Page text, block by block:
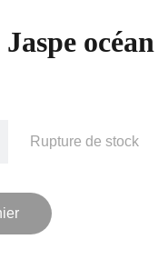
océan
Rupture de stock